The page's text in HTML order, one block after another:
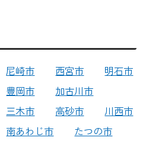
尼崎市 西宮市
明石市
豊岡市
加古川市
三木市 高砂市
川西市
南あわじ市
たつの市